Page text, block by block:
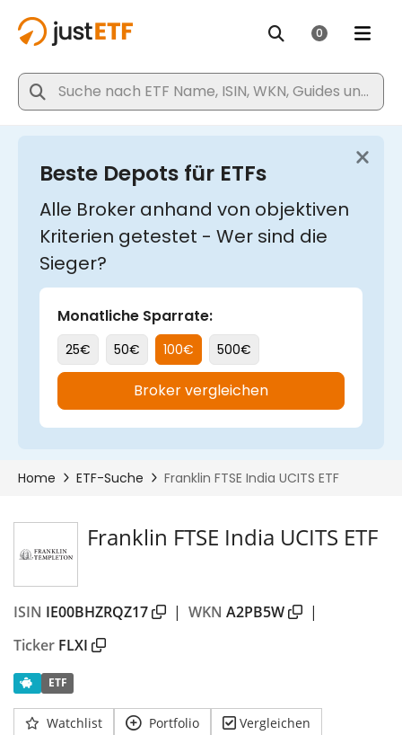
Franklin FTSE India UCITS ETF
ISIN IE00BHZRQZ17 | WKN A2PB5W
|
Ticker FLXI
ETF
Watchlist Portfolio Vergleichen